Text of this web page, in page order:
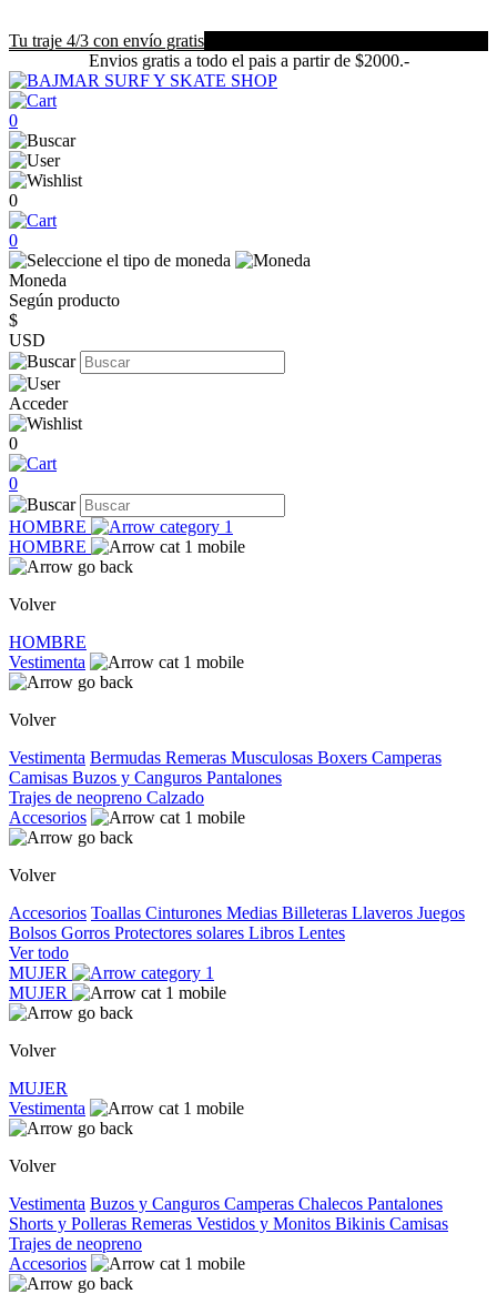
Tu traje 4/3 con envío gratis
Envios gratis a todo el pais a partir de $2000.-
0
0
0
Moneda
Según producto
$
USD
Acceder
0
0
HOMBRE
HOMBRE
Volver
HOMBRE
Vestimenta
Volver
Vestimenta Bermudas Remeras Musculosas Boxers Camperas
Camisas Buzos y Canguros Pantalones
Trajes de neopreno Calzado
Accesorios
Volver
Accesorios Toallas Cinturones Medias Billeteras Llaveros Juegos
Bolsos Gorros Protectores solares Libros Lentes
Ver todo
MUJER
MUJER
Volver
MUJER
Vestimenta
Volver
Vestimenta Buzos y Canguros Camperas Chalecos Pantalones
Shorts y Polleras Remeras Vestidos y Monitos Bikinis Camisas
Trajes de neopreno
Accesorios